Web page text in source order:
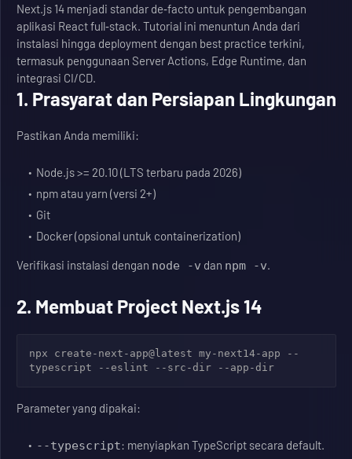
Next.js 14 menjadi standar de‑facto untuk pengembangan
aplikasi React full‑stack. Tutorial ini menuntun Anda dari
instalasi hingga deployment dengan best practice terkini,
termasuk penggunaan Server Actions, Edge Runtime, dan
integrasi CI/CD.
1. Prasyarat dan Persiapan Lingkungan
Pastikan Anda memiliki:
Node.js >= 20.10 (LTS terbaru pada 2026)
npm atau yarn (versi 2+)
Git
Docker (opsional untuk containerization)
Verifikasi instalasi dengan node -v dan npm -v.
2. Membuat Project Next.js 14
npx create-next-app@latest my-next14-app --
typescript --eslint --src-dir --app-dir
Parameter yang dipakai:
--typescript: menyiapkan TypeScript secara default.